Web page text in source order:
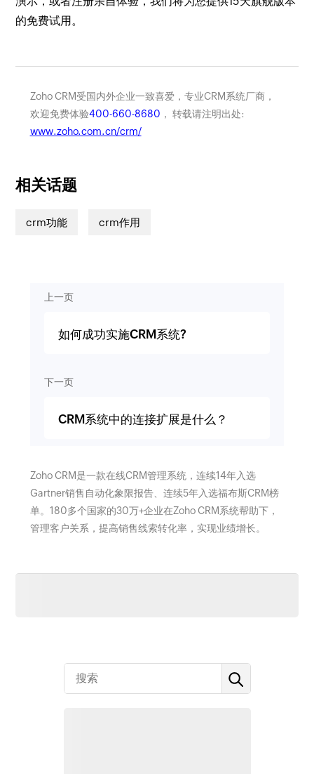
的免费试用。
Zoho CRM受国内外企业一致喜爱，专业CRM系统厂商，
欢迎免费体验400-660-8680 ， 转载请注明出处:
www.zoho.com.cn/crm/
相关话题
crm功能 crm作用
上一页
如何成功实施CRM系统?
下一页
CRM系统中的连接扩展是什么？
Zoho CRM是一款在线CRM管理系统，连续14年入选
Gartner销售自动化象限报告、连续5年入选福布斯CRM榜
单。180多个国家的30万+企业在Zoho CRM系统帮助下，
管理客户关系，提高销售线索转化率，实现业绩增长。